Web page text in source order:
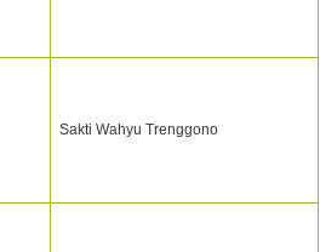
Sakti Wahyu Trenggono